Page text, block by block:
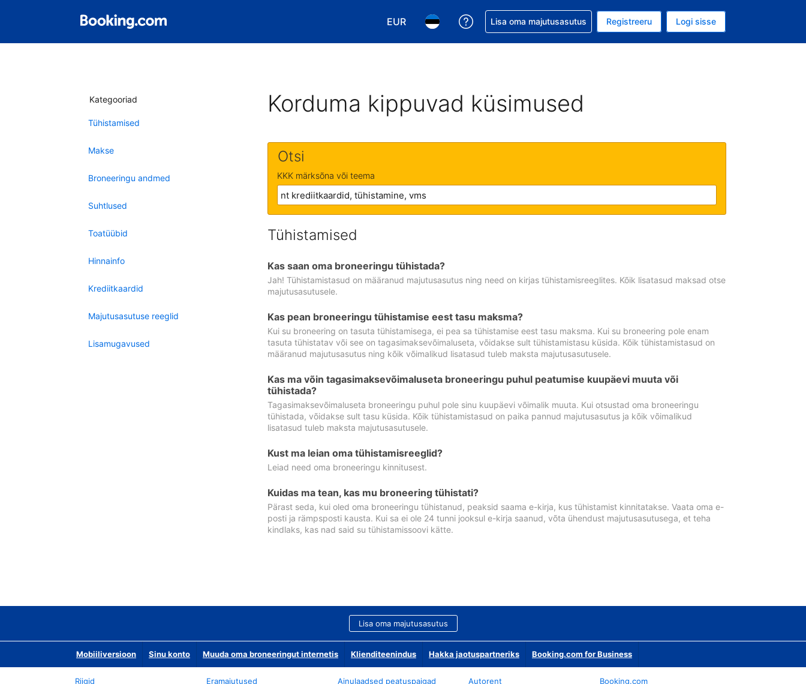
EUR
Vali valuuta. Praegune valitud valuuta on EUR
Vali keel. Praegune valitud keel on Eesti keeles
Saa broneeringuga abi
Lisa oma majutusasutus Registreeru Logi sisse
Kategooriad
Tühistamised
Makse
Broneeringu andmed
Suhtlused
Toatüübid
Hinnainfo
Krediitkaardid
Majutusasutuse reeglid
Lisamugavused
Korduma kippuvad küsimused
Otsi
KKK märksõna või teema
Tühistamised
Kas saan oma broneeringu tühistada?
Jah! Tühistamistasud on määranud majutusasutus ning need on kirjas tühistamisreeglites. Kõik lisatasud maksad otse
majutusasutusele.
Kas pean broneeringu tühistamise eest tasu maksma?
Kui su broneering on tasuta tühistamisega, ei pea sa tühistamise eest tasu maksma. Kui su broneering pole enam
tasuta tühistatav või see on tagasimaksevõimaluseta, võidakse sult tühistamistasu küsida. Kõik tühistamistasud on
määranud majutusasutus ning kõik võimalikud lisatasud tuleb maksta majutusasutusele.
Kas ma võin tagasimaksevõimaluseta broneeringu puhul peatumise kuupäevi muuta või
tühistada?
Tagasimaksevõimaluseta broneeringu puhul pole sinu kuupäevi võimalik muuta. Kui otsustad oma broneeringu
tühistada, võidakse sult tasu küsida. Kõik tühistamistasud on paika pannud majutusasutus ja kõik võimalikud
lisatasud tuleb maksta majutusasutusele.
Kust ma leian oma tühistamisreeglid?
Leiad need oma broneeringu kinnitusest.
Kuidas ma tean, kas mu broneering tühistati?
Pärast seda, kui oled oma broneeringu tühistanud, peaksid saama e-kirja, kus tühistamist kinnitatakse. Vaata oma e-
posti ja rämpsposti kausta. Kui sa ei ole 24 tunni jooksul e-kirja saanud, võta ühendust majutusasutusega, et teha
kindlaks, kas nad said su tühistamissoovi kätte.
Lisa oma majutusasutus
Mobiiliversioon Sinu konto Muuda oma broneeringut internetis Klienditeenindus Hakka jaotuspartneriks Booking.com for Business
Riigid
Eramajutused
Ainulaadsed peatuspaigad
Autorent
Booking.com